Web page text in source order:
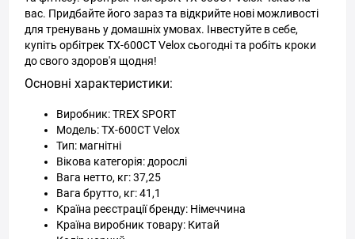
вас. Придбайте його зараз та відкрийте нові можливості
для тренувань у домашніх умовах. Інвестуйте в себе,
купіть орбітрек TX-600CT Velox сьогодні та робіть кроки
до свого здоров'я щодня!
Основні характеристики:
Виробник: TREX SPORT
Модель: TX-600CT Velox
Тип: магнітні
Вікова категорія: дорослі
Вага нетто, кг: 37,25
Вага брутто, кг: 41,1
Країна реєстрації бренду: Німеччина
Країна виробник товару: Китай